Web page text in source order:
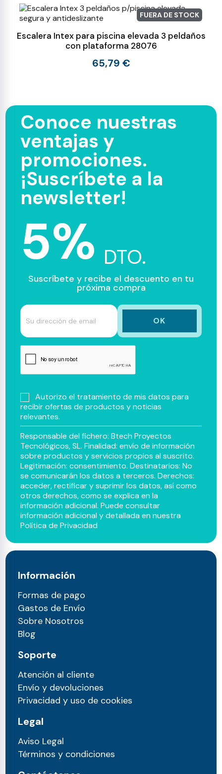
FUERA DE STOCK
Escalera Intex para piscina elevada 3 peldaños
con plataforma 28076
65,79 €
Conoce nuestras
ventajas y
promociones.
¡Suscríbete a la
newsletter!
5% DTO.
Suscríbete y recibe el descuento en tu
próxima compra
Autorizo el tratamiento de mis datos para
recibir ofertas de productos y noticias
relevantes.
Responsable del fichero: Btech Proyectos
Tecnológicos, SL. Finalidad: envío de información
sobre productos y servicios propios al suscrito.
Legitimación: consentimiento. Destinatarios: No
se comunicarán los datos a terceros. Derechos:
acceder, rectificar y suprimir los datos, así como
otros derechos, como se explica en la
información adicional. Puede consultar
información adicional y detallada en nuestra
Política de Privacidad
Información
Formas de pago
Gastos de Envío
Sobre Nosotros
Blog
Soporte
Atención al cliente
Envío y devoluciones
Privacidad y uso de cookies
Legal
Aviso Legal
Términos y condiciones